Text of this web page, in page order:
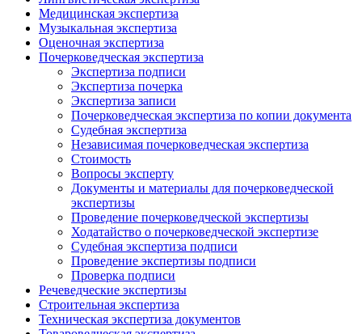
Медицинская экспертиза
Музыкальная экспертиза
Оценочная экспертиза
Почерковедческая экспертиза
Экспертиза подписи
Экспертиза почерка
Экспертиза записи
Почерковедческая экспертиза по копии документа
Судебная экспертиза
Независимая почерковедческая экспертиза
Стоимость
Вопросы эксперту
Документы и материалы для почерковедческой
экспертизы
Проведение почерковедческой экспертизы
Ходатайство о почерковедческой экспертизе
Судебная экспертиза подписи
Проведение экспертизы подписи
Проверка подписи
Речеведческие экспертизы
Строительная экспертиза
Техническая экспертиза документов